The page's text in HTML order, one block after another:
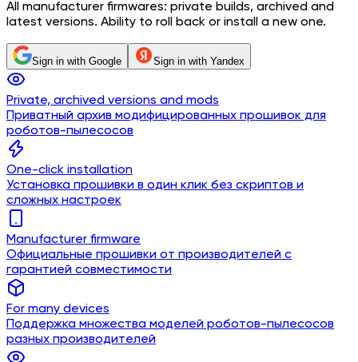
All manufacturer firmwares: private builds, archived and
latest versions. Ability to roll back or install a new one.
Sign in with Google Sign in with Yandex
Private, archived versions and mods
Приватный архив модифицированных прошивок для
роботов-пылесосов
One-click installation
Установка прошивки в один клик без скриптов и
сложных настроек
Manufacturer firmware
Официальные прошивки от производителей с
гарантией совместимости
For many devices
Поддержка множества моделей роботов-пылесосов
разных производителей